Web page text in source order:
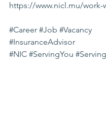
https://www.nicl.mu/work-
#Career #Job #Vacancy
#InsuranceAdvisor
#NIC #ServingYou